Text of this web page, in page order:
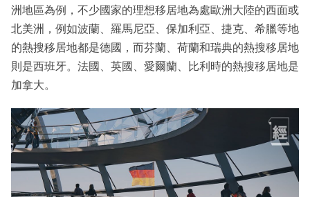
洲地區為例，不少國家的理想移居地為處歐洲大陸的西面或
北美洲，例如波蘭、羅馬尼亞、保加利亞、捷克、希臘等地
的熱搜移居地都是德國，而芬蘭、荷蘭和瑞典的熱搜移居地
則是西班牙。法國、英國、愛爾蘭、比利時的熱搜移居地是
加拿大。